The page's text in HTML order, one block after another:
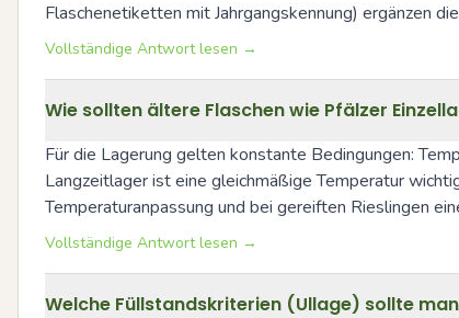
Flaschenetiketten mit Jahrgangskennung) ergänzen
Vollständige Antwort lesen →
Wie sollten ältere Flaschen wie Pfälzer
Für die Lagerung gelten konstante Bedingungen:
Langzeitlager ist eine gleichmäßige Temperatur
Temperaturanpassung und bei gereiften Rieslingen
Vollständige Antwort lesen →
Welche Füllstandskriterien (Ullage) sollte